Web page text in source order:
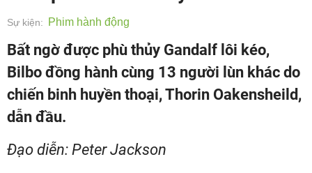
Sự kiện: Phim hành động
Bất ngờ được phù thủy Gandalf lôi kéo,
Bilbo đồng hành cùng 13 người lùn khác do
chiến binh huyền thoại, Thorin Oakensheild,
dẫn đầu.
Đạo diễn: Peter Jackson